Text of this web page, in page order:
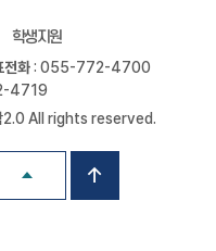
학생지원
전화: 055-772-4700
4719
All rights reserved.